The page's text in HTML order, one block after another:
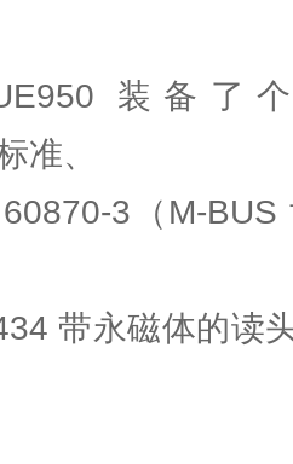
装备了
准、
3（M-
带永磁体的读